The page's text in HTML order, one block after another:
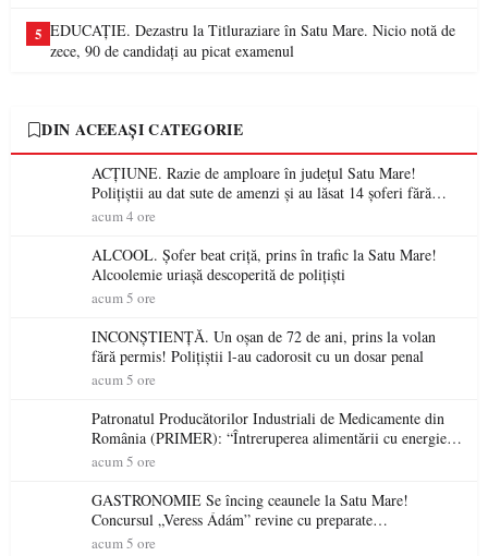
5 EDUCAȚIE. Dezastru la Titluraziare în Satu Mare. Nicio notă de
zece, 90 de candidați au picat examenul
DIN ACEEAȘI CATEGORIE
ACȚIUNE. Razie de amploare în județul Satu Mare!
Polițiștii au dat sute de amenzi și au lăsat 14 șoferi fără
permis într-o singură zi
acum 4 ore
ALCOOL. Șofer beat criță, prins în trafic la Satu Mare!
Alcoolemie uriașă descoperită de polițiști
acum 5 ore
INCONȘTIENȚĂ. Un oșan de 72 de ani, prins la volan
fără permis! Polițiștii l-au cadorosit cu un dosar penal
acum 5 ore
Patronatul Producătorilor Industriali de Medicamente din
România (PRIMER): “Întreruperea alimentării cu energie
electrică a fabricilor de medicamente va pune în pericol
acum 5 ore
GASTRONOMIE Se încing ceaunele la Satu Mare!
Concursul „Veress Ádám” revine cu preparate
spectaculoase, premii și un jurat de renume
acum 5 ore